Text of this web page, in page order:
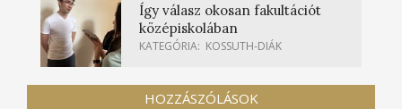
Így válasz okosan fakultációt
középiskolában
KATEGÓRIA: KOSSUTH-DIÁK
HOZZÁSZÓLÁSOK